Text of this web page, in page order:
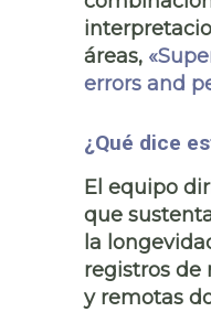
áreas, «
errors and
¿Qué dice
El equipo
que
la
registros de
y remotas